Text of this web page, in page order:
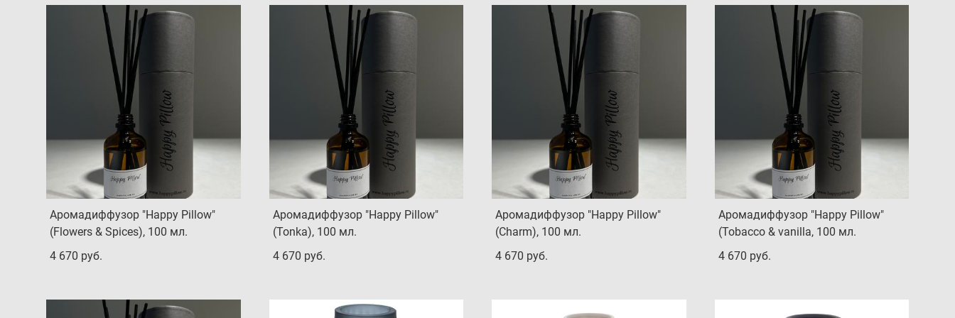
Аромадиффузор "Happy Pillow"
(Flowers & Spices), 100 мл.
4 670 pуб.
Аромадиффузор "Happy Pillow"
(Tonka), 100 мл.
4 670 pуб.
Аромадиффузор "Happy Pillow"
(Charm), 100 мл.
4 670 pуб.
Аромадиффузор "Happy Pillow"
(Tobacco & vanilla, 100 мл.
4 670 pуб.